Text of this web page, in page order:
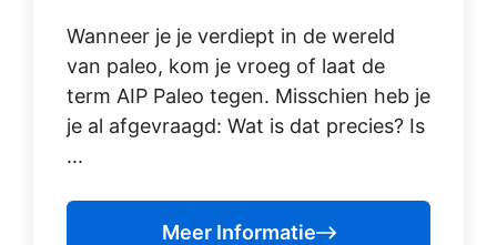
Wanneer je je verdiept in de wereld
van paleo, kom je vroeg of laat de
term AIP Paleo tegen. Misschien heb je
je al afgevraagd: Wat is dat precies? Is
...
Meer Informatie